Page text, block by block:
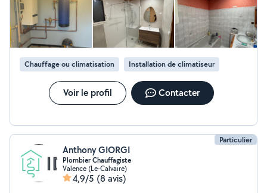
Chauffage ou climatisation Installation de climatiseur
Voir le profil Contacter
Particulier
Anthony GIORGI
Plombier Chauffagiste
Valence (Le-Calvaire)
4,9/5 (8 avis)